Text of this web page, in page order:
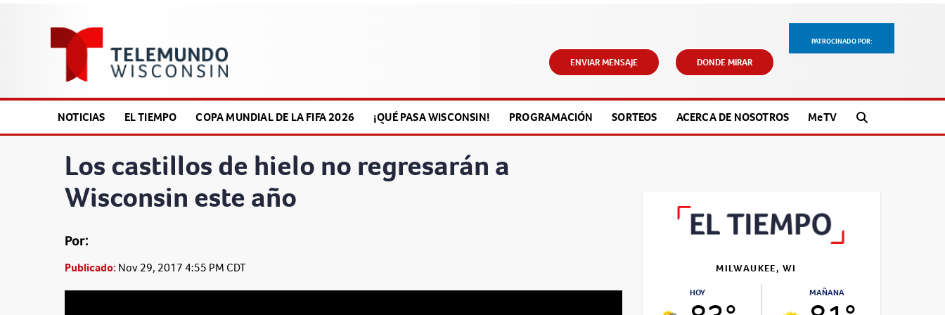
PATROCINADO POR:
ENVIAR MENSAJE DONDE MIRAR
NOTICIAS EL TIEMPO COPA MUNDIAL DE LA FIFA 2026 ¡QUÉ PASA WISCONSIN! PROGRAMACIÓN SORTEOS ACERCA DE NOSOTROS MeTV
Los castillos de hielo no regresarán a
Wisconsin este año
Por:
Publicado: Nov 29, 2017 4:55 PM CDT MILWAUKEE, WI
HOY MAÑANA